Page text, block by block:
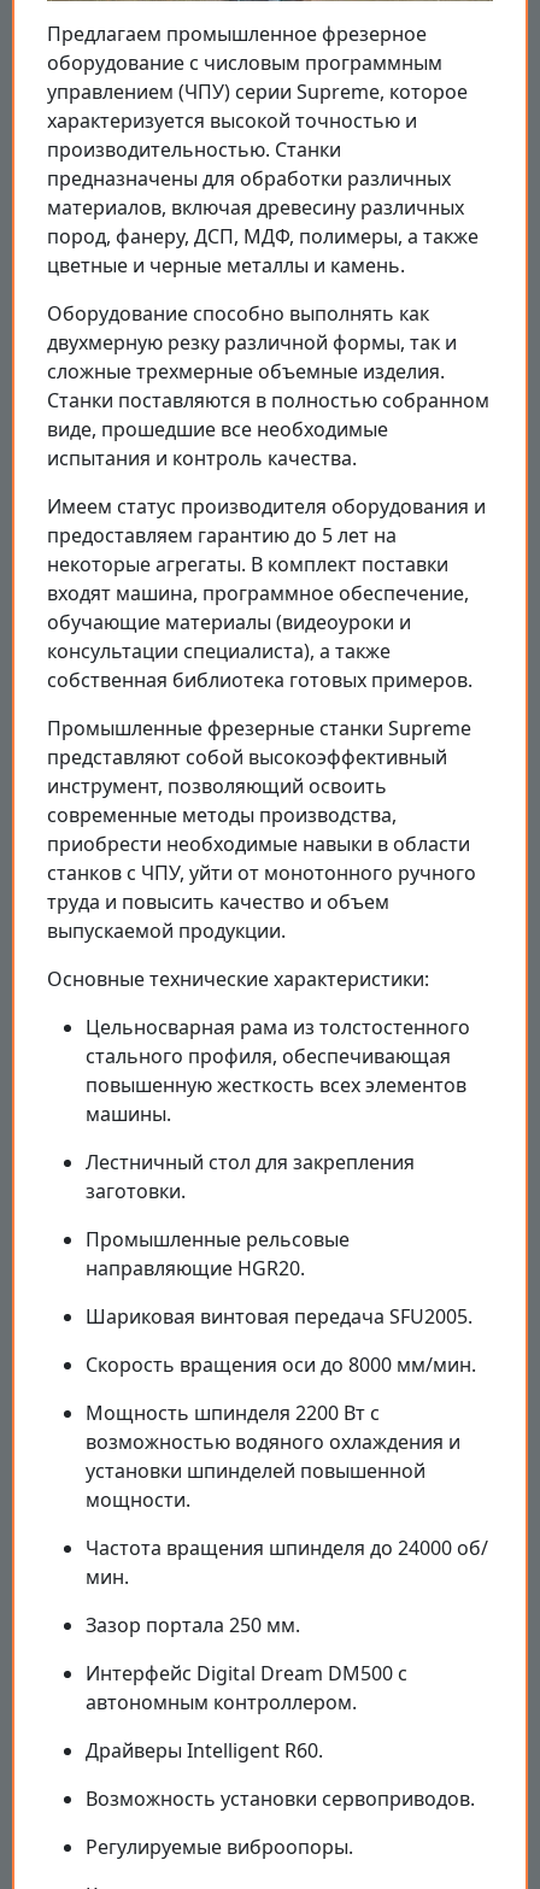
Предлагаем промышленное фрезерное
оборудование с числовым программным
управлением (ЧПУ) серии Supreme, которое
характеризуется высокой точностью и
производительностью. Станки
предназначены для обработки различных
материалов, включая древесину различных
пород, фанеру, ДСП, МДФ, полимеры, а также
цветные и черные металлы и камень.
Оборудование способно выполнять как
двухмерную резку различной формы, так и
сложные трехмерные объемные изделия.
Станки поставляются в полностью собранном
виде, прошедшие все необходимые
испытания и контроль качества.
Имеем статус производителя оборудования и
предоставляем гарантию до 5 лет на
некоторые агрегаты. В комплект поставки
входят машина, программное обеспечение,
обучающие материалы (видеоуроки и
консультации специалиста), а также
собственная библиотека готовых примеров.
Промышленные фрезерные станки Supreme
представляют собой высокоэффективный
инструмент, позволяющий освоить
современные методы производства,
приобрести необходимые навыки в области
станков с ЧПУ, уйти от монотонного ручного
труда и повысить качество и объем
выпускаемой продукции.
Основные технические характеристики:
Цельносварная рама из толстостенного
стального профиля, обеспечивающая
повышенную жесткость всех элементов
машины.
Лестничный стол для закрепления
заготовки.
Промышленные рельсовые
направляющие HGR20.
Шариковая винтовая передача SFU2005.
Скорость вращения оси до 8000 мм/мин.
Мощность шпинделя 2200 Вт с
возможностью водяного охлаждения и
установки шпинделей повышенной
мощности.
Частота вращения шпинделя до 24000 об/
мин.
Зазор портала 250 мм.
Интерфейс Digital Dream DM500 с
автономным контроллером.
Драйверы Intelligent R60.
Возможность установки сервоприводов.
Регулируемые виброопоры.